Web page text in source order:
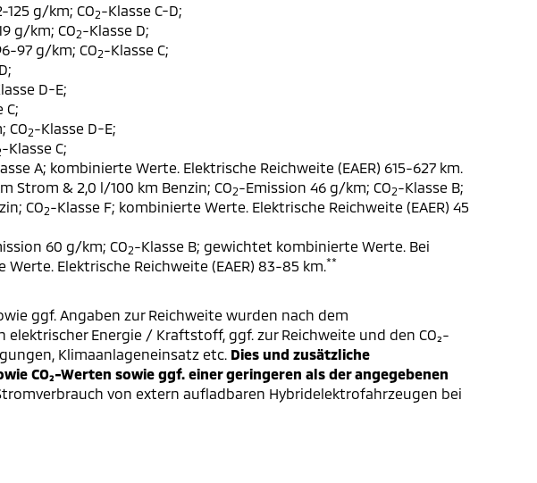
125 g/km; CO2-Klasse C-D;
g/km; CO2-Klasse D;
97 g/km; CO2-Klasse C;
D-E;
C;
CO2-Klasse D-E;
-Klasse C;
A; kombinierte Werte. Elektrische Reichweite (EAER) 615-627 km.
Strom & 2,0 l/100 km Benzin; CO2-Emission 46 g/km; CO2-Klasse B;
CO2-Klasse F; kombinierte Werte. Elektrische Reichweite (EAER) 45
60 g/km; CO2-Klasse B; gewichtet kombinierte Werte. Bei
Elektrische Reichweite (EAER) 83-85 km. **
ggf. Angaben zur Reichweite wurden nach dem
Energie / Kraftstoff, ggf. zur Reichweite und den CO₂-
Klimaanlageneinsatz etc. Dies und zusätzliche
CO₂-Werten sowie ggf. einer geringeren als der angegebenen
von extern aufladbaren Hybridelektrofahrzeugen bei